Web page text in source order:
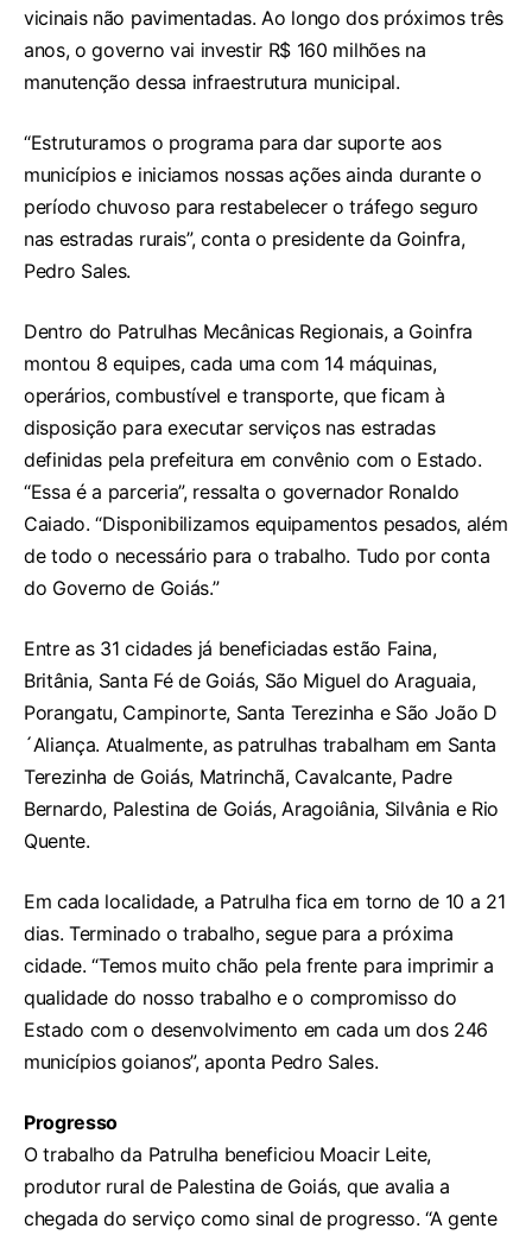
vicinais não pavimentadas. Ao longo dos próximos três
anos, o governo vai investir R$ 160 milhões na
manutenção dessa infraestrutura municipal.
“Estruturamos o programa para dar suporte aos
municípios e iniciamos nossas ações ainda durante o
período chuvoso para restabelecer o tráfego seguro
nas estradas rurais”, conta o presidente da Goinfra,
Pedro Sales.
Dentro do Patrulhas Mecânicas Regionais, a Goinfra
montou 8 equipes, cada uma com 14 máquinas,
operários, combustível e transporte, que ficam à
disposição para executar serviços nas estradas
definidas pela prefeitura em convênio com o Estado.
“Essa é a parceria”, ressalta o governador Ronaldo
Caiado. “Disponibilizamos equipamentos pesados, além
de todo o necessário para o trabalho. Tudo por conta
do Governo de Goiás.”
Entre as 31 cidades já beneficiadas estão Faina,
Britânia, Santa Fé de Goiás, São Miguel do Araguaia,
Porangatu, Campinorte, Santa Terezinha e São João D
´Aliança. Atualmente, as patrulhas trabalham em Santa
Terezinha de Goiás, Matrinchã, Cavalcante, Padre
Bernardo, Palestina de Goiás, Aragoiânia, Silvânia e Rio
Quente.
Em cada localidade, a Patrulha fica em torno de 10 a 21
dias. Terminado o trabalho, segue para a próxima
cidade. “Temos muito chão pela frente para imprimir a
qualidade do nosso trabalho e o compromisso do
Estado com o desenvolvimento em cada um dos 246
municípios goianos”, aponta Pedro Sales.
Progresso
O trabalho da Patrulha beneficiou Moacir Leite,
produtor rural de Palestina de Goiás, que avalia a
chegada do serviço como sinal de progresso. “A gente